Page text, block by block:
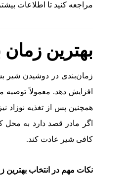
مراجعه کنید تا اطلاعات
بهترین
زمان‌بندی در دوشیدن شیر
افزایش دهد. معمولاً توصیه
همچنین پس از تغذیه نوزاد
اگر مادر قصد دارد به محل
کافی شیر عادت کند.
نکات مهم در انتخاب